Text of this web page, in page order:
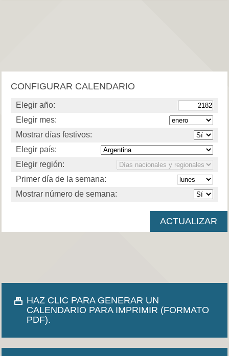
CONFIGURAR CALENDARIO
Elegir año:
Elegir mes:
Mostrar días festivos:
Elegir país:
Elegir región:
Primer día de la semana:
Mostrar número de semana:
HAZ CLIC PARA GENERAR UN
CALENDARIO PARA IMPRIMIR (FORMATO
PDF).